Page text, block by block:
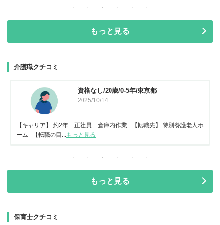
もっと見る
介護職クチコミ
資格なし/20歳/0-5年/東京都
2025/10/14
【キャリア】 約2年 正社員 倉庫内作業 【転職先】 特別養護老人ホ
ーム 【転職の目...
もっと見る
もっと見る
保育士クチコミ